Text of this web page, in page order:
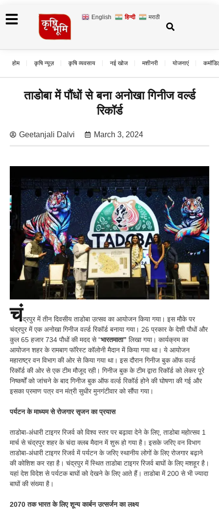
English हिन्दी मराठी
होम कृषि न्यूज़ कृषि व्यवसाय नई खोज मशीनरी योजनाएं
ताडोबा में पौंधों से बना अनोखा गिनीज वर्ल्ड
रिकॉर्ड
Geetanjali Dalvi March 3, 2024
चंद्रपुर में तीन दिवसीय ताडोबा उत्सव का आयोजन किया गया। इस मौके पर
चंद्रपुर में एक अनोखा गिनीज वर्ल्ड रिकॉर्ड बनाया गया। 26 प्रकार के देशी पौधों और
कुल 65 हजार 734 पौधों की मदद से “भारतमाता” लिखा गया। कार्यक्रम का
आयोजन शहर के रामबाग फॉरेस्ट कॉलोनी मैदान में किया गया था। ये आयोजन
महाराष्ट्र वन विभाग की ओर से किया गया था। इस दौरान गिनीज बुक ऑफ वर्ल्ड
रिकॉर्ड की ओर से एक टीम मौजूद रही। गिनीज बुक के टीम द्वारा रिकॉर्ड को लेकर पूरे
निष्कर्षों को जांचने के बाद गिनीज बुक ऑफ वर्ल्ड रिकॉर्ड होने की घोषणा की गई और
इसका प्रमाण पत्र वन मंत्री सुधीर मुनगंटीवार को सौंपा गया।
पर्यटन के माध्यम से रोजगार सृजन का प्रयास
ताडोबा-अंधारी टाइगर रिजर्व को विश्व स्तर पर बढ़ावा देने के लिए, ताडोबा महोत्सव 1
मार्च से चंद्रपुर शहर के चंदा क्लब मैदान में शुरू हो गया है। इसके जरिए वन विभाग
ताडोबा-अंधारी टाइगर रिजर्व में पर्यटन के जरिए स्थानीय लोगों के लिए रोजगार बढ़ाने
की कोशिश कर रहा है। चंद्रपुर में स्थित ताडोबा टाइगर रिजर्व बाघों के लिए मशहूर है।
यहां देश विदेश से पर्यटक बाघों को देखने के लिए आते हैं। ताडोबा में 200 से भी ज्यादा
बाघों की संख्या है।
2070 तक भारत के लिए शून्य कार्बन उत्सर्जन का लक्ष्य